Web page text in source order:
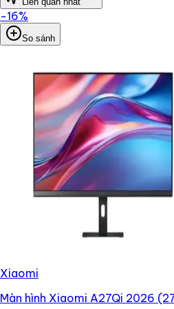
−16%
So sánh
Xiaomi
Màn hình Xiaomi A27Qi 2026